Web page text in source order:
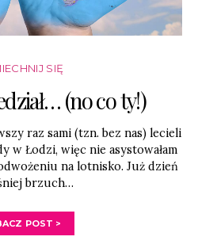
SIĘ
(no co ty!)
raz sami (tzn. bez nas) lecieli
w Łodzi, więc nie asystowałam
na lotnisko. Już dzień
brzuch…
POST >